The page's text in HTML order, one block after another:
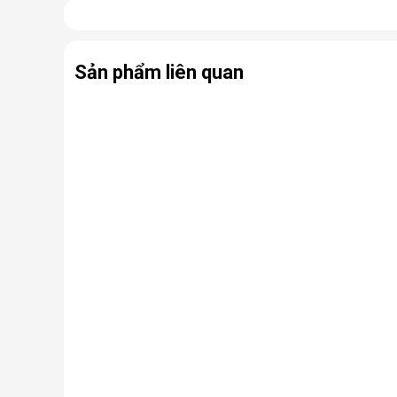
Màng lọc RO: Là trái tim của máy. Màng RO
Sản phẩm liên quan